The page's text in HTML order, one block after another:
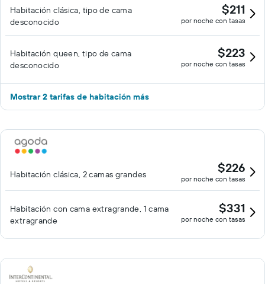
Habitación clásica, tipo de cama
desconocido
$211
por noche con tasas
Habitación queen, tipo de cama
desconocido
$223
por noche con tasas
Mostrar 2 tarifas de habitación más
Habitación clásica, 2 camas grandes $226
por noche con tasas
Habitación con cama extragrande, 1 cama
extragrande
$331
por noche con tasas